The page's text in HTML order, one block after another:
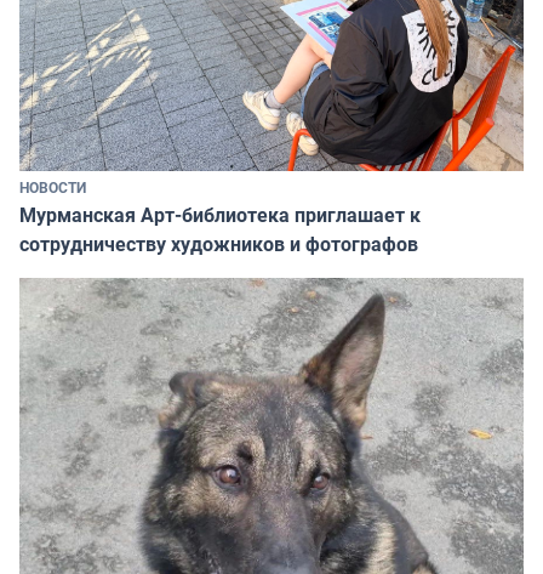
НОВОСТИ
Мурманская Арт-библиотека приглашает к
сотрудничеству художников и фотографов